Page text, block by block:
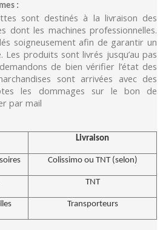
:
sont destinés à la livraison des
dont les machines professionnelles.
soigneusement afin de garantir un
Les produits sont livrés jusqu’au pas
de bien vérifier l’état des
sont arrivées avec des
les dommages sur le bon de
par mail
Livraison
Colissimo ou TNT (selon)
TNT
Transporteurs